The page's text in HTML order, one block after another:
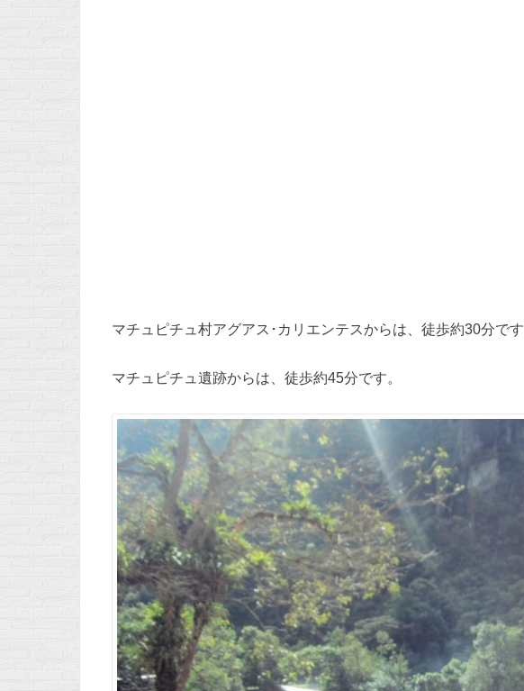
マチュピチュ村アグアス･カリエンテスからは、徒歩約30分です
マチュピチュ遺跡からは、徒歩約45分です。